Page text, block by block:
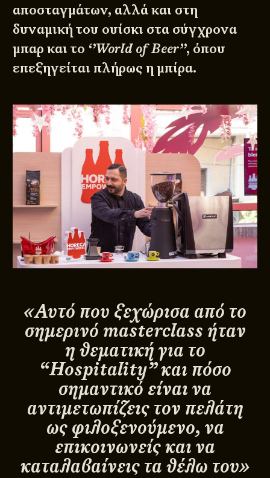
αποσταγμάτων, αλλά και στη
δυναμική του ουίσκι στα σύγχρονα
μπαρ και το ‘’World of Beer’’, όπου
επεξηγείται πλήρως η μπίρα.
«Αυτό που ξεχώρισα από το
σημερινό masterclass ήταν
η θεματική για το
“Hospitality” και πόσο
σημαντικό είναι να
αντιμετωπίζεις τον πελάτη
ως φιλοξενούμενο, να
επικοινωνείς και να
καταλαβαίνεις τα θέλω του»